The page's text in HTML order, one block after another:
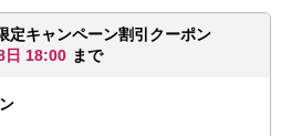
定キャンペーン割引クーポン
日 18:00 まで